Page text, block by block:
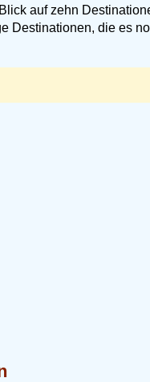
auf zehn
Destinationen, die es